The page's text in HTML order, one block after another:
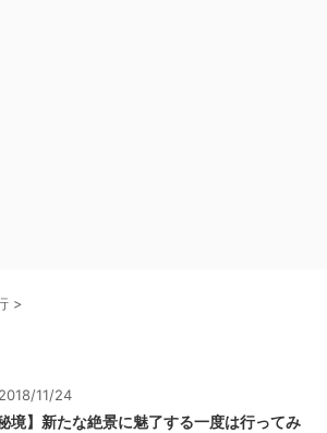
>
2018/11/24
秘境】新たな絶景に魅了する一度は行ってみ